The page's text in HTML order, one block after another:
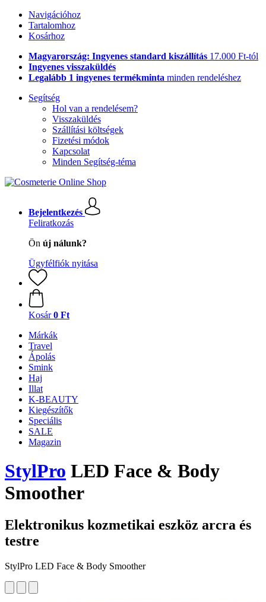
Navigációhoz
Tartalomhoz
Kosárhoz
Magyarország: Ingyenes standard kiszállítás 17.000 Ft-tól
Ingyenes visszaküldés
Legalább 1 ingyenes termékminta minden rendeléshez
Segítség
Hol van a rendelésem?
Visszaküldés
Szállítási költségek
Fizetési módok
Kapcsolat
Minden Segítség-téma
Bejelentkezés
Feliratkozás
Ön új nálunk?
Ügyfélfiók nyitása
Kosár 0 Ft
Márkák
Travel
Ápolás
Smink
Haj
Illat
K-BEAUTY
Kiegészítők
Speciális
SALE
Magazin
StylPro LED Face & Body
Smoother
Elektronikus kozmetikai eszköz arcra és
testre
StylPro LED Face & Body Smoother